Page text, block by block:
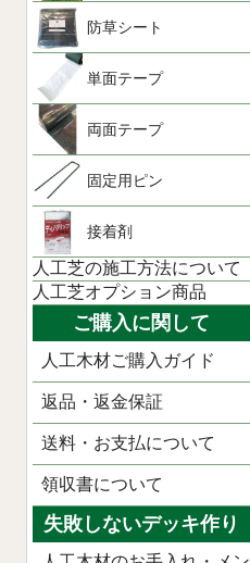
防草シート
単面テープ
両面テープ
固定用ピン
接着剤
人工芝の施工方法について
人工芝オプション商品
ご購入に関して
人工木材ご購入ガイド
返品・返金保証
送料・お支払について
領収書について
失敗しないデッキ作り